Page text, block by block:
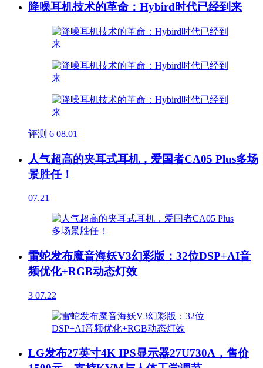
降噪耳机技术的革命：Hybird时代已经到来
评测 6 08.01
人气超高的夹耳式耳机，爱国者CA05 Plus多场
景胜任！
07.21
雷蛇发布魔音海妖V3幻彩版：32位DSP+AI音
频优化+RGB动态灯效
3 07.22
LG发布27英寸4K IPS显示器27U730A，售价